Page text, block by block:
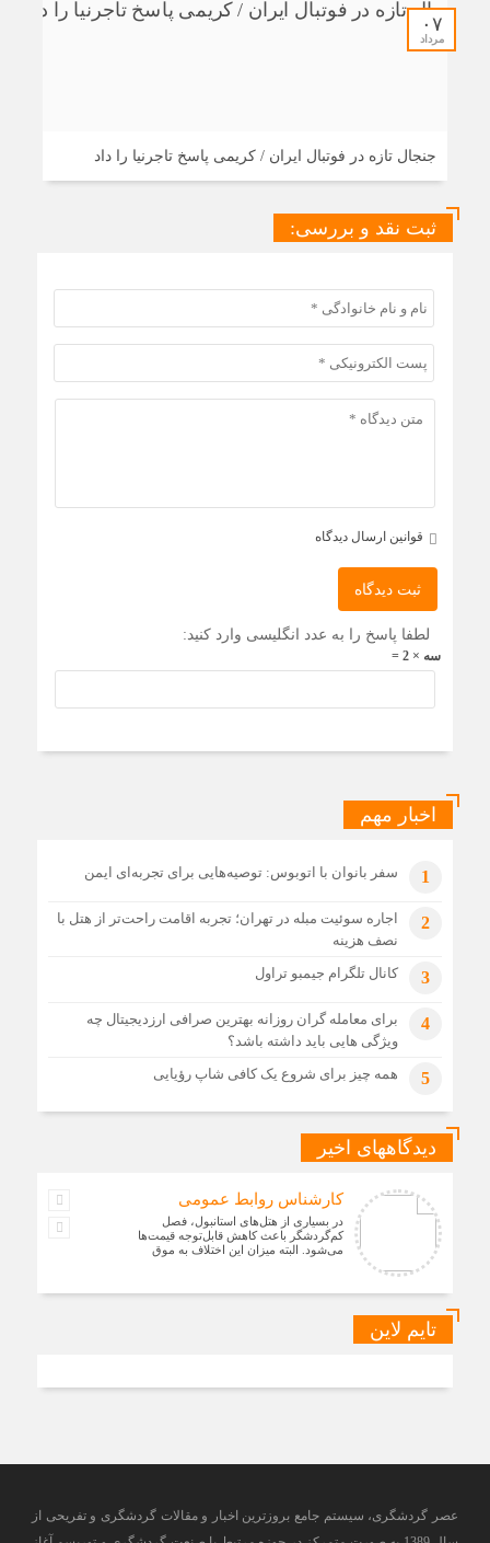
۰۷
مرداد
جنجال تازه در فوتبال ایران / کریمی پاسخ تاجرنیا را داد
ثبت نقد و بررسی:
قوانین ارسال دیدگاه
ثبت دیدگاه
لطفا پاسخ را به عدد انگلیسی وارد کنید:
سه × 2 =
اخبار مهم
1 سفر بانوان با اتوبوس: توصیه‌هایی برای تجربه‌ای ایمن
2
اجاره سوئیت مبله در تهران؛ تجربه اقامت راحت‌تر از هتل با
نصف هزینه
3 کانال تلگرام جیمبو تراول
4
برای معامله گران روزانه بهترین صرافی ارزدیجیتال چه
ویژگی هایی باید داشته باشد؟
5 همه چیز برای شروع یک کافی شاپ رؤیایی
دیدگاههای اخیر
کارشناس روابط عمومی
در بسیاری از هتل‌های استانبول، فصل
کم‌گردشگر باعث کاهش قابل‌توجه قیمت‌ها
می‌شود. البته میزان این اختلاف به موق
تایم لاین
عصر گردشگری، سیستم جامع بروزترین اخبار و مقالات گردشگری و تفریحی از